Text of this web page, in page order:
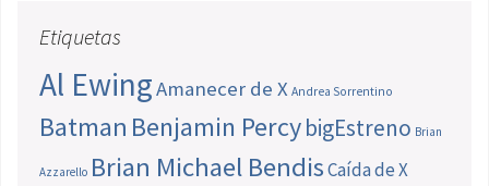
Etiquetas
Al EwingAmanecer de X Andrea Sorrentino
Batman Benjamin PercybigEstreno Brian
Azzarello Brian Michael BendisCaída de X